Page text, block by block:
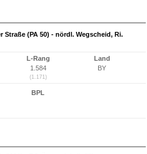
(PA 50) - nördl. Wegscheid, Ri.
L-Rang
1.584
(1.171)
Land
BY
BPL